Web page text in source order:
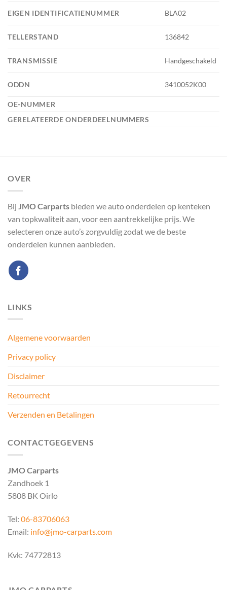
EIGEN IDENTIFICATIENUMMER BLA02
TELLERSTAND 136842
TRANSMISSIE Handgeschakeld
ODDN 3410052K00
OE-NUMMER
GERELATEERDE ONDERDEELNUMMERS
OVER
Bij JMO Carparts bieden we auto onderdelen op kenteken
van topkwaliteit aan, voor een aantrekkelijke prijs. We
selecteren onze auto’s zorgvuldig zodat we de beste
onderdelen kunnen aanbieden.
LINKS
Algemene voorwaarden
Privacy policy
Disclaimer
Retourrecht
Verzenden en Betalingen
CONTACTGEGEVENS
JMO Carparts
Zandhoek 1
5808 BK Oirlo
Tel: 06-83706063
Email: info@jmo-carparts.com
Kvk: 74772813